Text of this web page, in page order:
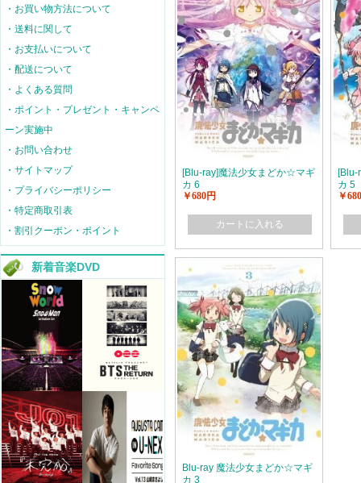
・お買い物方法について
・送料に関して
・お支払いについて
・配送について
・よくある質問
・ポイント・プレゼント・キャンペ
ーン実施中
・お問い合わせ
・サイトマップ
・プライバシーポリシー
・特定商取引表
・割引クーポン・ポイント
新着音楽DVD
[Blu-ray]魔法少女まどか☆マギ
カ 6
￥680円
カートに入れる
[Blu-
カ 5
￥
Blu-ray 魔法少女まどか☆マギ
カ 3